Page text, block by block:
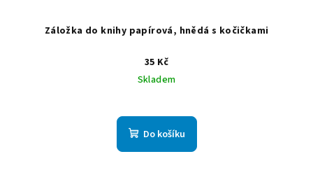
Záložka do knihy papírová, hnědá s kočičkami
35 Kč
Skladem
Do košíku